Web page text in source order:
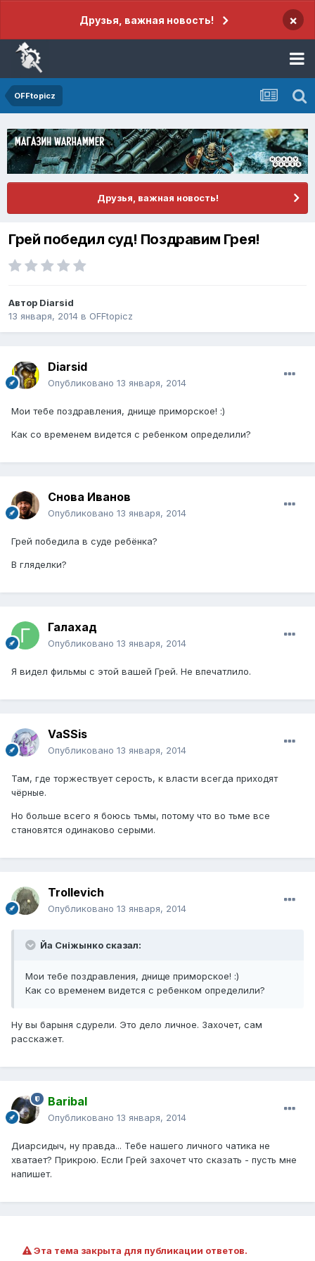
Друзья, важная новость! ×
OFFtopicz
Друзья, важная новость!
Грей победил суд! Поздравим Грея!
Автор Diarsid
13 января, 2014 в OFFtopicz
Diarsid
Опубликовано 13 января, 2014
Мои тебе поздравления, днище приморское! :)
Как со временем видется с ребенком определили?
Снова Иванов
Опубликовано 13 января, 2014
Грей победила в суде ребёнка?
В гляделки?
Галахад
Опубликовано 13 января, 2014
Я видел фильмы с этой вашей Грей. Не впечатлило.
VaSSis
Опубликовано 13 января, 2014
Там, где торжествует серость, к власти всегда приходят
чёрные.
Но больше всего я боюсь тьмы, потому что во тьме все
становятся одинаково серыми.
Trollevich
Опубликовано 13 января, 2014
Йа Сніжынко сказал:
Мои тебе поздравления, днище приморское! :)
Как со временем видется с ребенком определили?
Ну вы барыня сдурели. Это дело личное. Захочет, сам
расскажет.
Baribal
Опубликовано 13 января, 2014
Диарсидыч, ну правда... Тебе нашего личного чатика не
хватает? Прикрою. Если Грей захочет что сказать - пусть мне
напишет.
Эта тема закрыта для публикации ответов.